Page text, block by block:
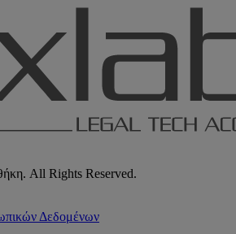
All Rights Reserved.
Δεδομένων